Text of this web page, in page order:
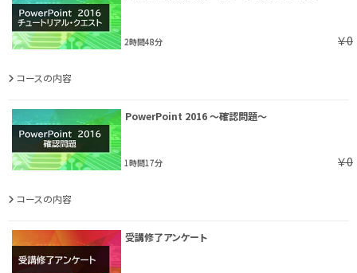
2時間48分 ￥0
コースの内容
PowerPoint 2016 ～確認問題～
1時間17分 ￥0
コースの内容
受講修了アンケート